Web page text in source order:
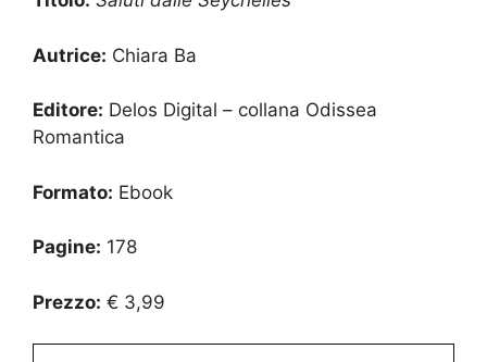
Autrice: Chiara Ba
Editore: Delos Digital – collana Odissea
Romantica
Formato: Ebook
Pagine: 178
Prezzo: € 3,99